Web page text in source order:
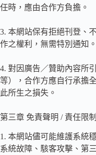
任時，應由合作方負擔。
3. 本網站保有拒絕刊登、
作之權利，無需特別通知
4. 對因廣告／贊助內容所
等），合作方應自行承擔
此所生之損失。
第三章 免責聲明 / 責任限制
1. 本網站儘可能維護系統
系統故障、駭客攻擊、第